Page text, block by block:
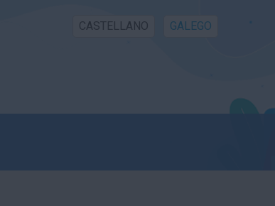
CASTELLANO GALEGO